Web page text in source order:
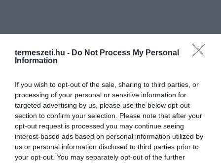
termeszeti.hu - Do Not Process My Personal
Information
If you wish to opt-out of the sale, sharing to third parties, or
processing of your personal or sensitive information for
targeted advertising by us, please use the below opt-out
section to confirm your selection. Please note that after your
opt-out request is processed you may continue seeing
interest-based ads based on personal information utilized by
us or personal information disclosed to third parties prior to
your opt-out. You may separately opt-out of the further